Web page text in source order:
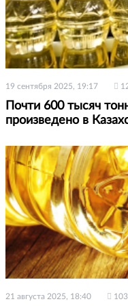
19 сентября 2025, 19:17
Почти 600 тысяч
произведено в
21 августа 2025, 18:40